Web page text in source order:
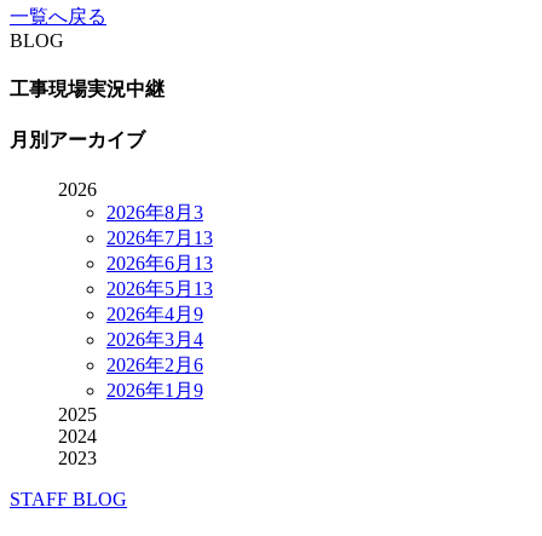
一覧へ戻る
BLOG
工事現場実況中継
月別アーカイブ
2026
2026年8月 3
2026年7月 13
2026年6月 13
2026年5月 13
2026年4月 9
2026年3月 4
2026年2月 6
2026年1月 9
2025
2024
2023
STAFF BLOG